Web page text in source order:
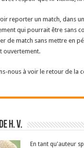
reporter un match, dans
qui pourrait être sans
de match sans mettre en
ouvertement.
nous à voir le retour de la
H. V.
En tant qu'auteur